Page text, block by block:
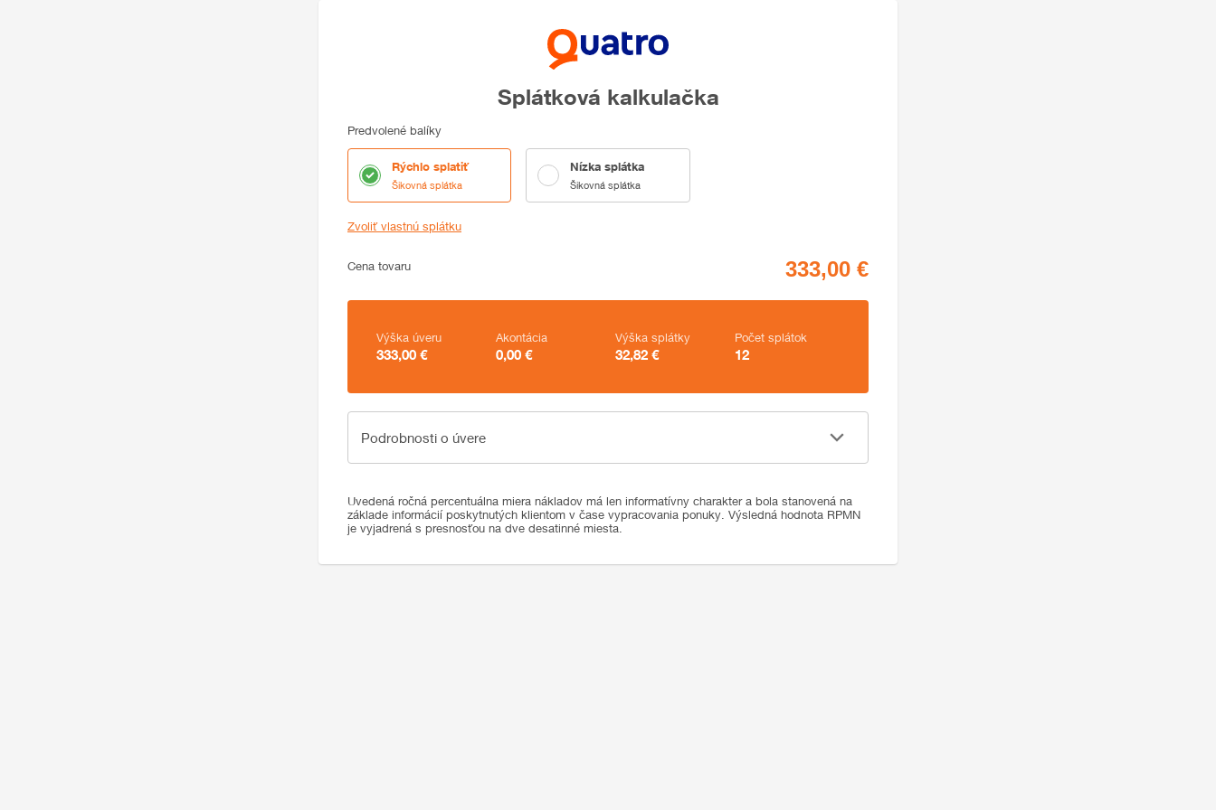
Splátková kalkulačka
Predvolené balíky
Rýchlo splatiť
Šikovná splátka
Nízka splátka
Šikovná splátka
Zvoliť vlastnú splátku
Cena
Cena tovaru
Zhrnutie
Výška úveru
333,00 €
Akontácia
0,00 €
Výška splátky
32,82 €
Počet splátok
12
Podrobnosti o úvere
Podrobnosti o úvere
Uvedená ročná percentuálna miera nákladov má len informatívny charakter a bola stanovená na
základe informácií poskytnutých klientom v čase vypracovania ponuky. Výsledná hodnota RPMN
je vyjadrená s presnosťou na dve desatinné miesta.